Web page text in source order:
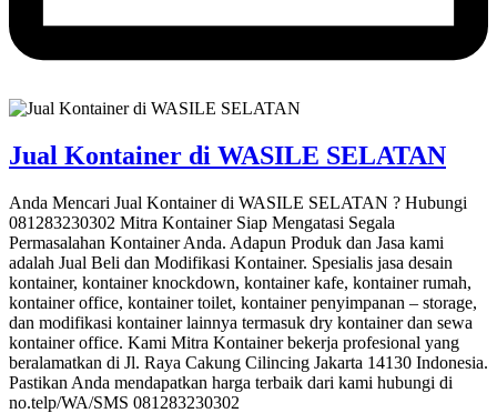
Jual Kontainer di WASILE SELATAN
Anda Mencari Jual Kontainer di WASILE SELATAN ? Hubungi
081283230302 Mitra Kontainer Siap Mengatasi Segala
Permasalahan Kontainer Anda. Adapun Produk dan Jasa kami
adalah Jual Beli dan Modifikasi Kontainer. Spesialis jasa desain
kontainer, kontainer knockdown, kontainer kafe, kontainer rumah,
kontainer office, kontainer toilet, kontainer penyimpanan – storage,
dan modifikasi kontainer lainnya termasuk dry kontainer dan sewa
kontainer office. Kami Mitra Kontainer bekerja profesional yang
beralamatkan di Jl. Raya Cakung Cilincing Jakarta 14130 Indonesia.
Pastikan Anda mendapatkan harga terbaik dari kami hubungi di
no.telp/WA/SMS 081283230302